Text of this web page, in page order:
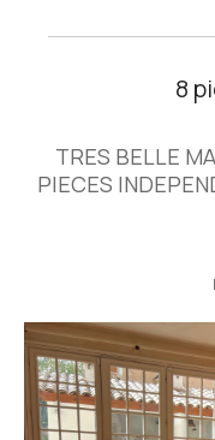
8
TRES BELLE
PIECES